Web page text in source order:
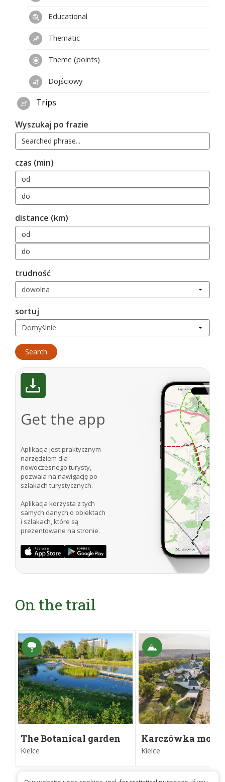
Educational
Thematic
Theme (points)
Dojściowy
Trips
Wyszukaj po frazie
czas (min)
distance (km)
trudność
sortuj
Get the app
Aplikacja jest praktycznym
narzędziem dla
nowoczesnego turysty,
pozwala na nawigację po
szlakach turystycznych.
Aplikacja korzysta z tych
samych danych o obiektach
i szlakach, które są
prezentowane na stronie.
On the trail
The Botanical garden
in Kielce
Kielce
Karczówka
(336 m above sea
Kielce